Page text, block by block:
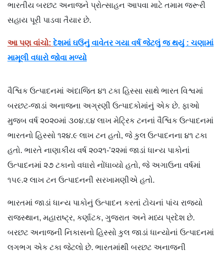
ભારતીય બરછટ અનાજને પ્રોત્સાહન આપવા માટે તમામ જરૂરી
સહાય પૂરી પાડવા તૈયાર છે.
આ પણ વાંચો: દેશમાં ઘઉંનું વાવેતર ગયા વર્ષ જેટલું જ થયું : ચણામાં
મામૂલી વધારો જોવા મળ્યો
વૈશ્વિક ઉત્પાદનમાં અંદાજિત ૪૧ ટકા હિસ્સા સાથે ભારત વિશ્વમાં
બરછટ-જાડાં અનાજના અગ્રણી ઉત્પાદકોમાંનું એક છે. ફાઓ
મુજબ વર્ષ ૨૦૨૦માં ૩૦૪.૬૪ લાખ મેટ્રિક ટનનાં વૈશ્વિક ઉત્પાદનમાં
ભારતનો હિસ્સો ૧૨૪.૯ લાખ ટન હતો, જે કુલ ઉત્પાદનના ૪૧ ટકા
હતો. ભારતે નાણાકીય વર્ષ ૨૦૨૧-’૨૨માં જાડાં ધાન્ય પાકોનાં
ઉત્પાદનમાં ૨૭ ટકાનો વધારો નોંધાવ્યો હતો, જે અગાઉના વર્ષમાં
૧૫૯.૨ લાખ ટન ઉત્પાદનની સરખામણીએ હતો.
ભારતમાં જાડાં ધાન્ય પાકોનું ઉત્પાદન કરતાં ટોચનાં પાંચ રાજ્યો
રાજસ્થાન, મહારાષ્ટ્ર, કર્ણાટક, ગુજરાત અને મધ્ય પ્રદેશ છે.
બરછટ અનાજની નિકાસનો હિસ્સો કુલ જાડાં ધાન્યોનાં ઉત્પાદનમાં
લગભગ એક ટકા જેટલો છે. ભારતમાંથી બરછટ અનાજની